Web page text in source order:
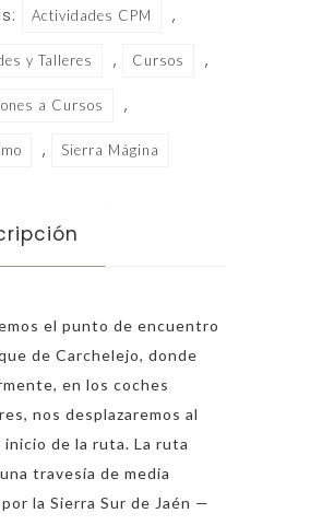
Actividades CPM ,
y Talleres , Cursos ,
a Cursos ,
, Sierra Mágina
el punto de encuentro
de Carchelejo, donde
en los coches
nos desplazaremos al
de la ruta. La ruta
travesía de media
la Sierra Sur de Jaén —